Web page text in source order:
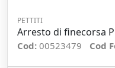
PETTITI
Arresto di finecorsa
Cod: 00523479 Cod